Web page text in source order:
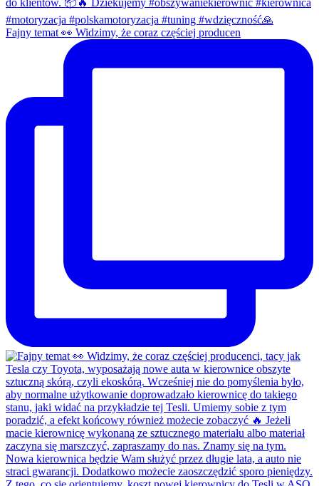
Fajny temat 👀 Widzimy, że coraz częściej producen